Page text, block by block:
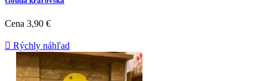
Cena 3,90 €
 Rýchly náhľad